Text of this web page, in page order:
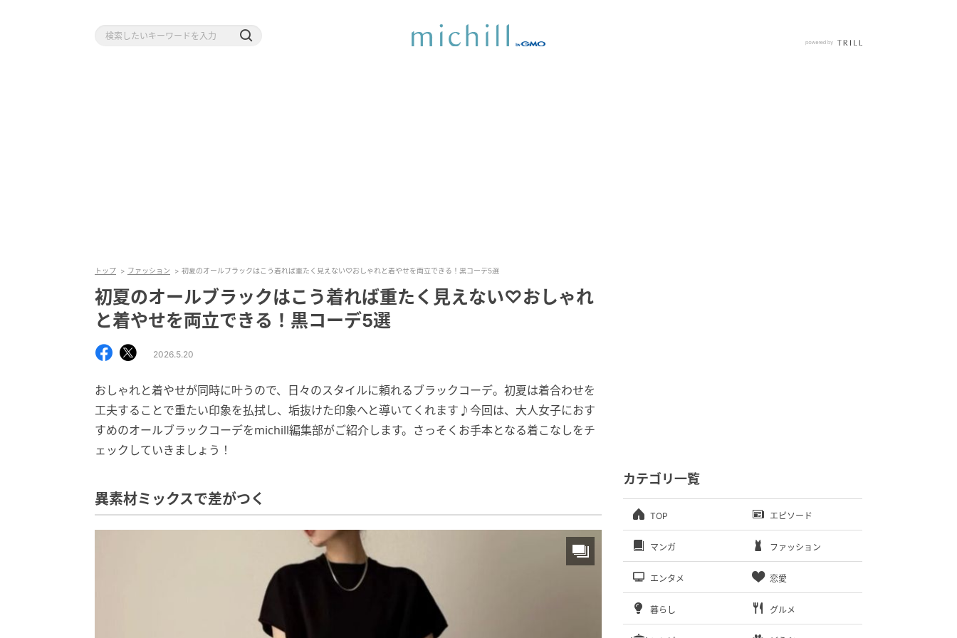
トップ ファッション 初夏のオールブラックはこう着れば重たく見えない♡おしゃれと着やせを両立できる！黒コーデ5選
初夏のオールブラックはこう着れば重たく見えない♡おしゃれ
と着やせを両立できる！黒コーデ5選
2026.5.20
おしゃれと着やせが同時に叶うので、日々のスタイルに頼れるブラックコーデ。初夏は着合わせを
工夫することで重たい印象を払拭し、垢抜けた印象へと導いてくれます♪今回は、大人女子におす
すめのオールブラックコーデをmichill編集部がご紹介します。さっそくお手本となる着こなしをチ
ェックしていきましょう！
異素材ミックスで差がつく
カテゴリ一覧
TOP エピソード
マンガ ファッション
エンタメ 恋愛
暮らし グルメ